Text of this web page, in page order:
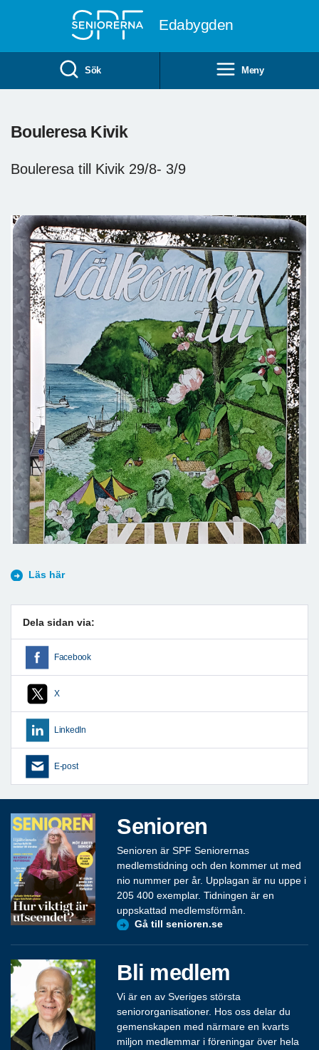
Edabygden
Sök Meny
Bouleresa Kivik
Bouleresa till Kivik 29/8- 3/9
Läs här
Dela sidan via:
Facebook
X
LinkedIn
E-post
Senioren
Senioren är SPF Seniorernas
medlemstidning och den kommer ut med
nio nummer per år. Upplagan är nu uppe i
205 400 exemplar. Tidningen är en
uppskattad medlemsförmån.
Gå till senioren.se
Bli medlem
Vi är en av Sveriges största
seniororganisationer. Hos oss delar du
gemenskapen med närmare en kvarts
miljon medlemmar i föreningar över hela